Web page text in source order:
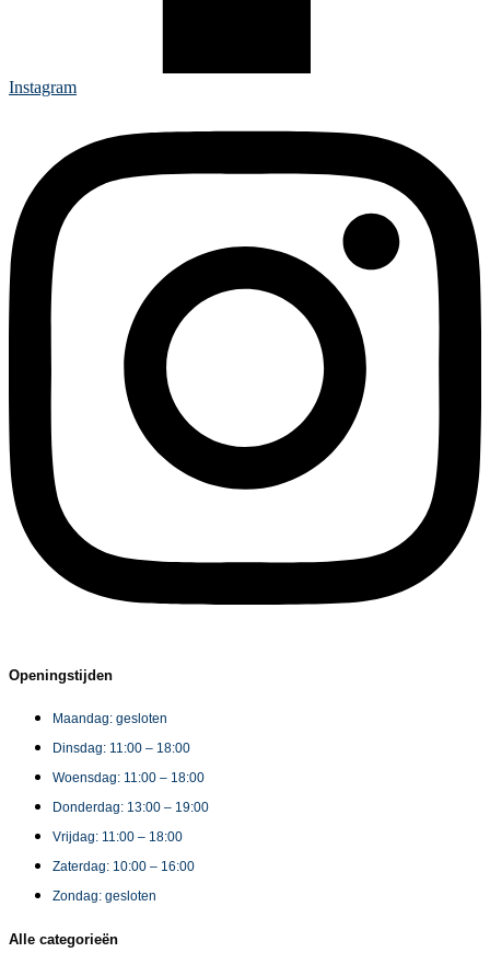
Instagram
Openingstijden
Maandag: gesloten
Dinsdag: 11:00 – 18:00
Woensdag: 11:00 – 18:00
Donderdag: 13:00 – 19:00
Vrijdag: 11:00 – 18:00
Zaterdag: 10:00 – 16:00
Zondag: gesloten
Alle categorieën